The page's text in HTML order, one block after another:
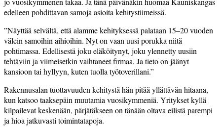
edelleen pohdittavan samoja asioita kehitystiimeissä.
”Näyttää selvältä, että alamme kehityksessä palataan 15–20 vuoden
välein samoihin aihioihin. Nyt on vaan uusi porukka niitä
pohtimassa. Edellisestä joku eläköitynyt, joku ylennetty uusiin
tehtäviin ja viimeisetkin vaihtaneet firmaa. Ja tieto on jäänyt
kansioon tai hyllyyn, kuten tuolla työtoverillani.”
Rakennusalan tuottavuuden kehitystä hän pitää yllättävän hitaana,
kun katsoo taaksepäin muutamia vuosikymmeniä. Yritykset kyllä
kilpailevat keskenään, pärjätäkseen on tänään oltava eilistä parempi
ja hioa jatkuvasti toimintatapoja.